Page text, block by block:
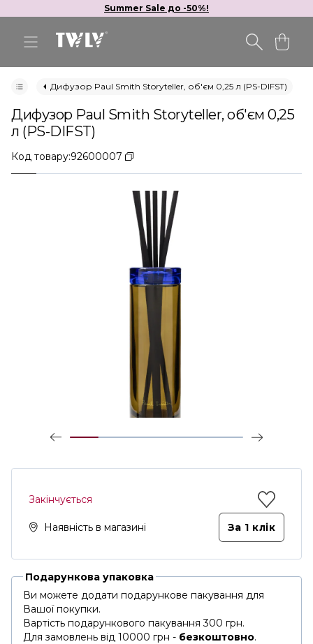
Summer Sale до -50%!
Дифузор Paul Smith Storyteller, об'єм 0,25 л (PS-DIFST)
Дифузор Paul Smith Storyteller, об'єм 0,25
л (PS-DIFST)
Код товару:92600007
Закінчується
Наявність в магазині За 1 клiк
Подарункова упаковка
Ви можете додати подарункове пакування для
Вашої покупки.
Вартість подарункового пакування 300 грн.
Для замовлень від 10000 грн - безкоштовно.